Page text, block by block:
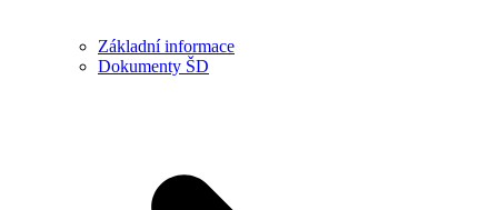
Základní informace
Dokumenty ŠD